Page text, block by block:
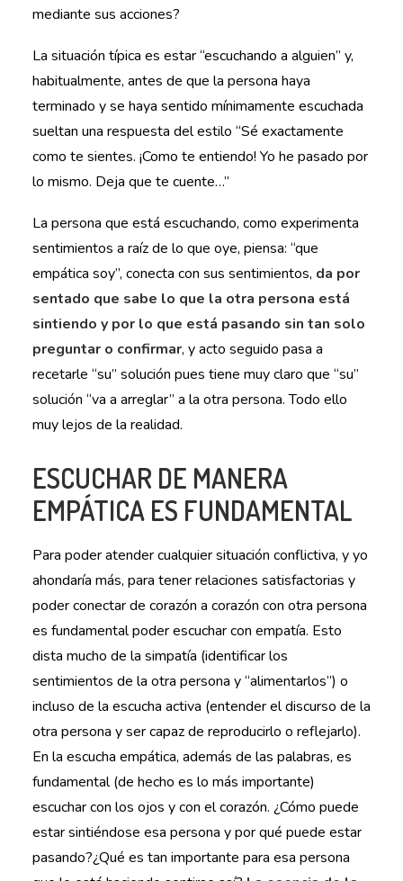
mediante sus acciones?
La situación típica es estar “escuchando a alguien” y,
habitualmente, antes de que la persona haya
terminado y se haya sentido mínimamente escuchada
sueltan una respuesta del estilo “Sé exactamente
como te sientes. ¡Como te entiendo! Yo he pasado por
lo mismo. Deja que te cuente…”
La persona que está escuchando, como experimenta
sentimientos a raíz de lo que oye, piensa: “que
empática soy”, conecta con sus sentimientos, da por
sentado que sabe lo que la otra persona está
sintiendo y por lo que está pasando sin tan solo
preguntar o confirmar, y acto seguido pasa a
recetarle “su” solución pues tiene muy claro que “su”
solución “va a arreglar” a la otra persona. Todo ello
muy lejos de la realidad.
ESCUCHAR DE MANERA
EMPÁTICA ES FUNDAMENTAL
Para poder atender cualquier situación conflictiva, y yo
ahondaría más, para tener relaciones satisfactorias y
poder conectar de corazón a corazón con otra persona
es fundamental poder escuchar con empatía. Esto
dista mucho de la simpatía (identificar los
sentimientos de la otra persona y “alimentarlos”) o
incluso de la escucha activa (entender el discurso de la
otra persona y ser capaz de reproducirlo o reflejarlo).
En la escucha empática, además de las palabras, es
fundamental (de hecho es lo más importante)
escuchar con los ojos y con el corazón. ¿Cómo puede
estar sintiéndose esa persona y por qué puede estar
pasando?¿Qué es tan importante para esa persona